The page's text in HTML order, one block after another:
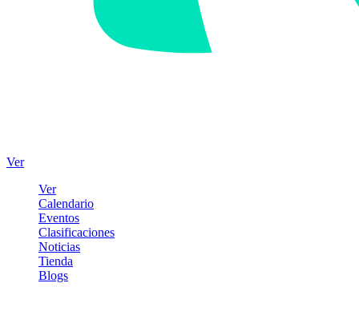
Ver
Ver
Calendario
Eventos
Clasificaciones
Noticias
Tienda
Blogs